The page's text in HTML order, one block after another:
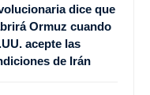
dice que
Ormuz cuando
acepte las
de Irán